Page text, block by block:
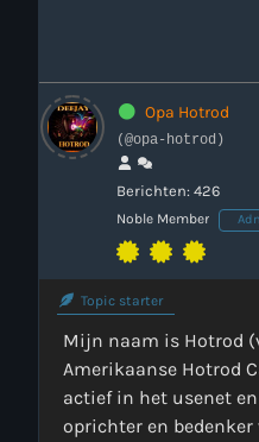
Verzoekjes
Contact
Contact
Opa Hotrod
(@opa-hotrod)
Berichten: 426
Noble Member
Topic starter
Mijn naam is Hotrod
Amerikaanse Hotrod
actief in het usenet
oprichter en